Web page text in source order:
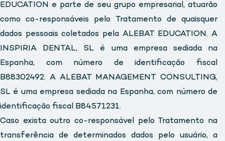
EDUCATION e parte de seu grupo empresarial, atuarão
como co-responsáveis pelo Tratamento de quaisquer
dados pessoais coletados pela ALEBAT EDUCATION. A
INSPIRIA DENTAL, SL é uma empresa sediada na
Espanha, com número de identificação fiscal
B88302492. A ALEBAT MANAGEMENT CONSULTING,
SL é uma empresa sediada na Espanha, com número de
identificação fiscal B84571231.
Caso exista outro co-responsável pelo Tratamento na
transferência de determinados dados pelo usuário, a